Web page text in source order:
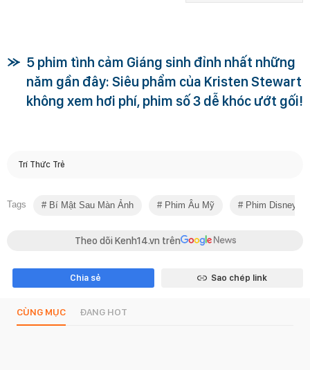
5 phim tình cảm Giáng sinh đỉnh nhất những
năm gần đây: Siêu phẩm của Kristen Stewart
không xem hơi phí, phim số 3 dễ khóc ướt gối!
Trí Thức Trẻ
Tags Bí Mật Sau Màn Ảnh Phim Âu Mỹ Phim Disney
Theo dõi Kenh14.vn trên
Chia sẻ Sao chép link
CÙNG MỤC ĐANG HOT